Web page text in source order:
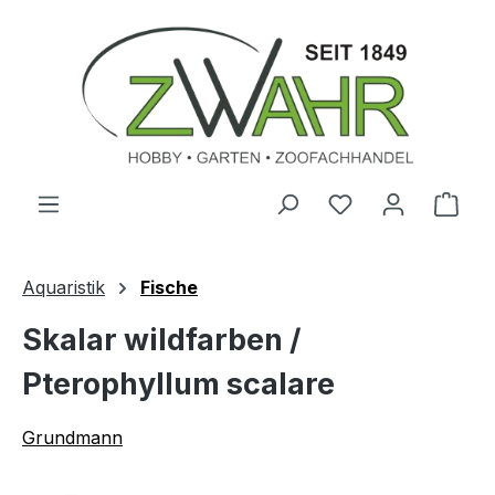
Zum Hauptinhalt springen
Aquaristik Fische
Skalar wildfarben /
Pterophyllum scalare
Grundmann